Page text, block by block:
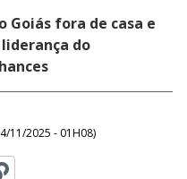
Goiás fora de casa e
do
11/2025 - 01H08)